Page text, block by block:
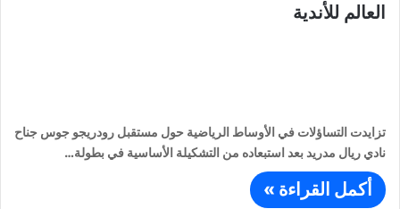
العالم للأندية
تزايدت التساؤلات في الأوساط الرياضية حول مستقبل رودريجو جوس جناح
نادي ريال مدريد بعد استبعاده من التشكيلة الأساسية في بطولة…
أكمل القراءة »